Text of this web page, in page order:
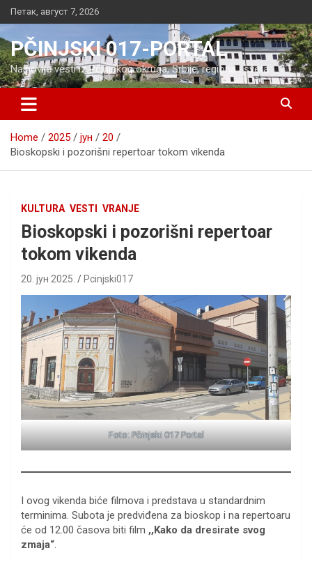
Skip
to
content
Петак, август 7, 2026
PČINJSKI 017-PORTAL
Najnovije vesti iz Pčinjskog okruga, Srbije, regiona i sveta
Home 2025 јун
20
Bioskopski i pozorišni repertoar tokom vikenda
KULTURA VESTI VRANJE
Bioskopski i pozorišni repertoar
tokom vikenda
20. јун 2025. Pcinjski017
Foto: Pčinjski 017 Portal
I ovog vikenda biće filmova i predstava u standardnim
terminima. Subota je predviđena za bioskop i na repertoaru
će od 12.00 časova biti film ,,Kako da dresirate svog
zmaja“.